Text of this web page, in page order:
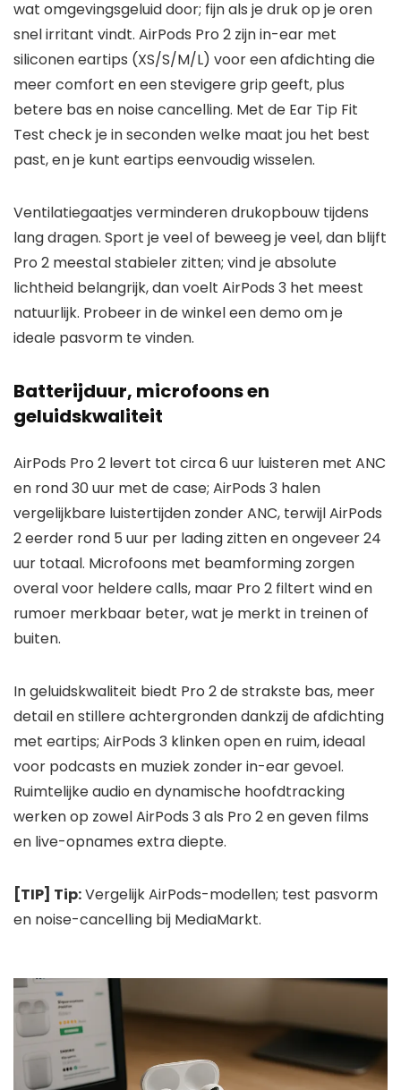
wat omgevingsgeluid door; fijn als je druk op je oren
snel irritant vindt. AirPods Pro 2 zijn in-ear met
siliconen eartips (XS/S/M/L) voor een afdichting die
meer comfort en een stevigere grip geeft, plus
betere bas en noise cancelling. Met de Ear Tip Fit
Test check je in seconden welke maat jou het best
past, en je kunt eartips eenvoudig wisselen.
Ventilatiegaatjes verminderen drukopbouw tijdens
lang dragen. Sport je veel of beweeg je veel, dan blijft
Pro 2 meestal stabieler zitten; vind je absolute
lichtheid belangrijk, dan voelt AirPods 3 het meest
natuurlijk. Probeer in de winkel een demo om je
ideale pasvorm te vinden.
Batterijduur, microfoons en
geluidskwaliteit
AirPods Pro 2 levert tot circa 6 uur luisteren met ANC
en rond 30 uur met de case; AirPods 3 halen
vergelijkbare luistertijden zonder ANC, terwijl AirPods
2 eerder rond 5 uur per lading zitten en ongeveer 24
uur totaal. Microfoons met beamforming zorgen
overal voor heldere calls, maar Pro 2 filtert wind en
rumoer merkbaar beter, wat je merkt in treinen of
buiten.
In geluidskwaliteit biedt Pro 2 de strakste bas, meer
detail en stillere achtergronden dankzij de afdichting
met eartips; AirPods 3 klinken open en ruim, ideaal
voor podcasts en muziek zonder in-ear gevoel.
Ruimtelijke audio en dynamische hoofdtracking
werken op zowel AirPods 3 als Pro 2 en geven films
en live-opnames extra diepte.
[TIP] Tip:Vergelijk AirPods-modellen; test pasvorm
en noise-cancelling bij MediaMarkt.